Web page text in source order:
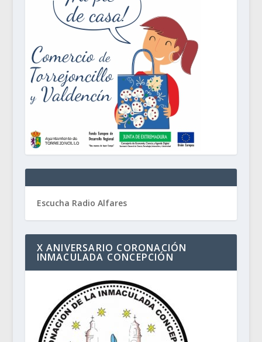
Escucha Radio Alfares
X ANIVERSARIO CORONACIÓN
INMACULADA CONCEPCIÓN